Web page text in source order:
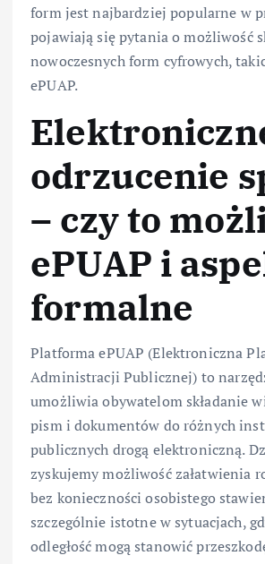
form jest najbardziej popularne w
pojawiają się pytania o możliwość
nowoczesnych form cyfrowych,
ePUAP.
odrzucenie
– czy to
ePUAP i
formalne
Platforma ePUAP (Elektroniczna
Administracji Publicznej) to
umożliwia obywatelom składanie
pism i dokumentów do różnych
publicznych drogą elektroniczną.
zyskujemy możliwość załatwienia
bez konieczności osobistego
szczególnie istotne w sytuacjach,
odległość mogą stanowić